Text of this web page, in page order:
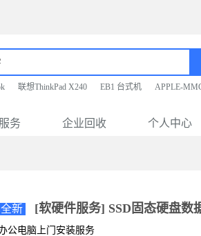
联想ThinkPad X240 EB1 台式机 APPLE-
务 企业回收 个人中心
全新 [软硬件服务] SSD固态硬盘数
公电脑上门安装服务